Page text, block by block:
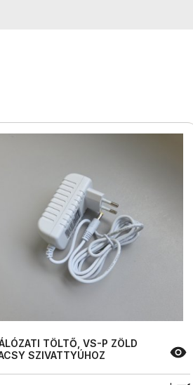
TÖLTŐ, VS-P ZÖLD
SZIVATTYÚHOZ